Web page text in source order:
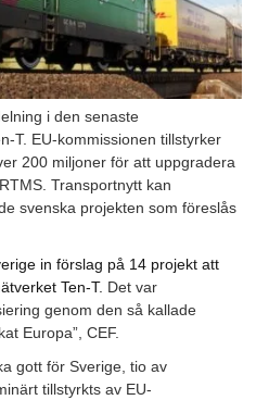
i den senaste
T. EU-kommissionen tillstyrker
200 miljoner för att uppgradera
Transportnytt kan
svenska projekten som föreslås
in förslag på 14 projekt att
Ten-T. Det var
genom den så kallade
Europa”, CEF.
gott för Sverige, tio av
tillstyrkts av EU-